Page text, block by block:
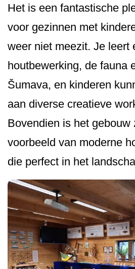
Het is een fantastische
voor gezinnen met
weer niet meezit. Je leert
houtbewerking, de fauna
Šumava, en kinderen
aan diverse creatieve
Bovendien is het gebouw
voorbeeld van moderne
die perfect in het